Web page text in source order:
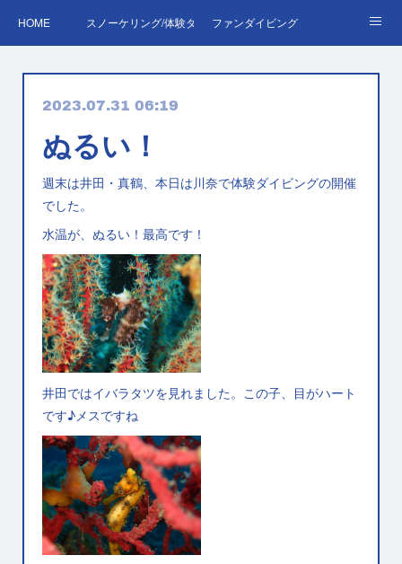
HOME スノーケリング/体験ダイビングファンダイビング
ダイビング・スキルアップレッスン｜プールで安心練習
AOW
プロへの第一歩！ダイブマスターご予約・お問い合わせ
2023.07.31 06:19
ぬるい！
週末は井田・真鶴、本日は川奈で体験ダイビングの開催
でした。
水温が、ぬるい！最高です！
井田ではイバラタツを見れました。この子、目がハート
です♪メスですね